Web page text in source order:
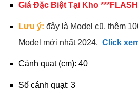
Giá Đặc Biệt Tại Kho
Lưu ý: đây là Model cũ, thêm
Model mới nhất 2024, Click
Cánh quạt (cm): 40
Số cánh quạt: 3